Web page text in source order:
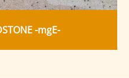
-mgE-